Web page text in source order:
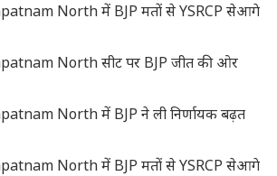
North में BJP मतों से YSRCP सेआगे
North सीट पर BJP जीत की ओर
North में BJP ने ली निर्णायक बढ़त
North में BJP मतों से YSRCP सेआगे